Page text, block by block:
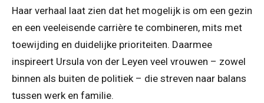
Haar verhaal laat zien dat het mogelijk is om een gezin
en een veeleisende carrière te combineren, mits met
toewijding en duidelijke prioriteiten. Daarmee
inspireert Ursula von der Leyen veel vrouwen – zowel
binnen als buiten de politiek – die streven naar balans
tussen werk en familie.